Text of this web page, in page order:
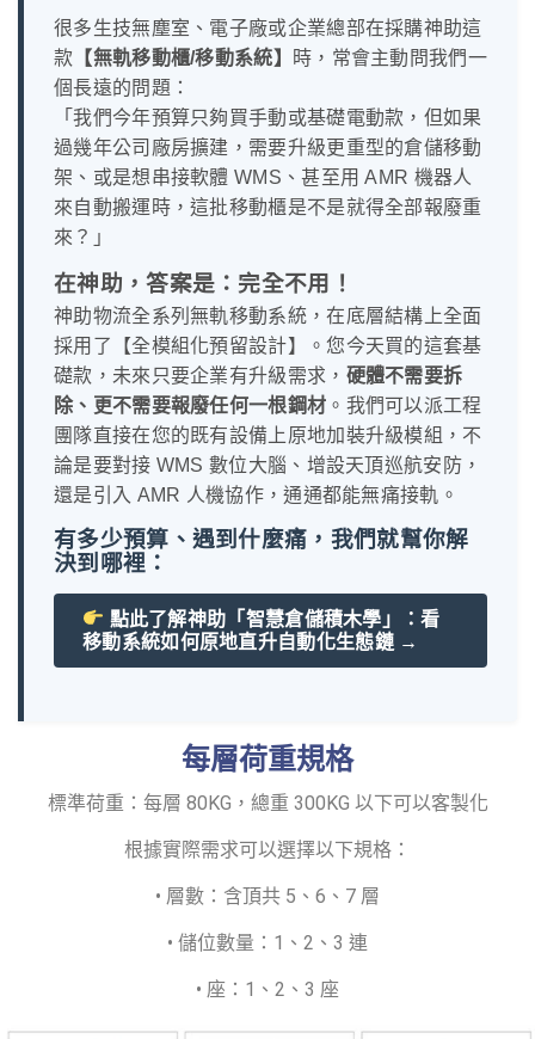
很多生技無塵室、電子廠或企業總部在採購神助這
款 【無軌移動櫃/移動系統】
時，常會主動問我們一
個長遠的問題：
「我們今年預算只夠買手動或基礎電動款，但如果
過幾年公司廠房擴建，需要升級更重型的倉儲移動
架、或是想串接軟體 WMS、甚至用 AMR 機器人
來自動搬運時，這批移動櫃是不是就得全部報廢重
來？」
在神助，答案是：完全不用！
神助物流全系列無軌移動系統，在底層結構上全面
採用了【全模組化預留設計】。您今天買的這套基
礎款，未來只要企業有升級需求， 硬體不需要拆
除、更不需要報廢任何一根鋼材 。我們可以派工程
團隊直接在您的既有設備上原地加裝升級模組，不
論是要對接 WMS 數位大腦、增設天頂巡航安防，
還是引入 AMR 人機協作，通通都能無痛接軌。
有多少預算、遇到什麼痛，我們就幫你解
決到哪裡：
點此了解神助「智慧倉儲積木學」：看
移動系統如何原地直升自動化生態鏈 →
每層荷重規格
標準荷重：每層 80KG，總重 300KG 以下可以客製化
根據實際需求可以選擇以下規格：
• 層數：含頂共 5、6、7 層
• 儲位數量：1、2、3 連
• 座：1、2、3 座